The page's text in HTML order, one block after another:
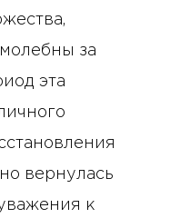
за
эта
вернулась
к